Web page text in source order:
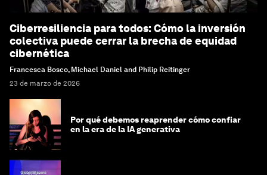
Ciberresiliencia para todos: Cómo la inversión
colectiva puede cerrar la brecha de equidad
cibernética
Francesca Bosco, Michael Daniel and Philip Reitinger
23 de marzo de 2026
Por qué debemos reaprender cómo confiar
en la era de la IA generativa